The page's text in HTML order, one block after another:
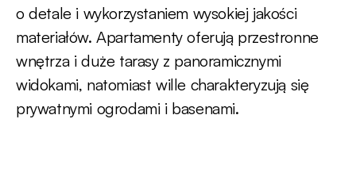
o detale i wykorzystaniem wysokiej jakości
materiałów. Apartamenty oferują przestronne
wnętrza i duże tarasy z panoramicznymi
widokami, natomiast wille charakteryzują się
prywatnymi ogrodami i basenami.